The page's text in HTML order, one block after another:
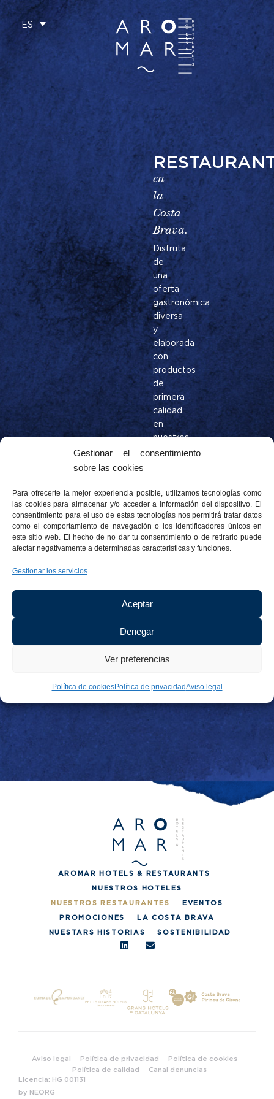
Gestionar el consentimiento
sobre las cookies
Para ofrecerte la mejor experiencia posible, utilizamos tecnologías como
las cookies para almacenar y/o acceder a información del dispositivo. El
consentimiento para el uso de estas tecnologías nos permitirá tratar datos
como el comportamiento de navegación o los identificadores únicos en
este sitio web. El hecho de no dar tu consentimiento o de retirarlo puede
afectar negativamente a determinadas características y funciones.
Gestionar los servicios
Aceptar
Denegar
Ver preferencias
Política de cookiesPolítica de privacidadAviso legal
Saltar
contenido
ES
en
la
Costa
Brava.
Disfruta
de
una
oferta
gastronómica
diversa
y
elaborada
con
productos
de
primera
calidad
en
nuestros
restaurantes
Costa
Brava.
Bufé
MESTRAL
AROMAR HOTELS & RESTAURANTS
NUESTROS HOTELES
NUESTROS RESTAURANTES
EVENTOS
PROMOCIONES
LA COSTA BRAVA
NUESTARS HISTORIAS
SOSTENIBILIDAD
Aviso legal Política de privacidad
Política de cookies
Política de calidad
Canal denuncias
Licencia: HG 001131
by NEORG